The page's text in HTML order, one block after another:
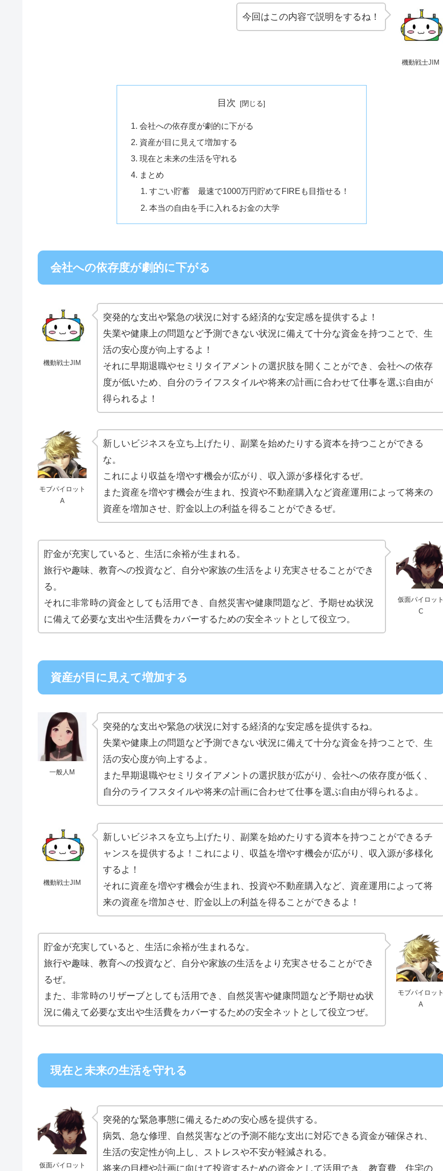
機動戦士JIM
今回はこの内容で説明をするね！
目次
会社への依存度が劇的に下がる
資産が目に見えて増加する
現在と未来の生活を守れる
まとめ
すごい貯蓄 最速で1000万円貯めてFIREも目指せる！
本当の自由を手に入れるお金の大学
会社への依存度が劇的に下がる
機動戦士JIM
突発的な支出や緊急の状況に対する経済的な安定感を提供するよ！
失業や健康上の問題など予測できない状況に備えて十分な資金を持つことで、生
活の安心度が向上するよ！
それに早期退職やセミリタイアメントの選択肢を開くことができ、会社への依存
度が低いため、自分のライフスタイルや将来の計画に合わせて仕事を選ぶ自由が
得られるよ！
モブパイロット
A
新しいビジネスを立ち上げたり、副業を始めたりする資本を持つことができる
な。
これにより収益を増やす機会が広がり、収入源が多様化するぜ。
また資産を増やす機会が生まれ、投資や不動産購入など資産運用によって将来の
資産を増加させ、貯金以上の利益を得ることができるぜ。
仮面パイロット
C
貯金が充実していると、生活に余裕が生まれる。
旅行や趣味、教育への投資など、自分や家族の生活をより充実させることができ
る。
それに非常時の資金としても活用でき、自然災害や健康問題など、予期せぬ状況
に備えて必要な支出や生活費をカバーするための安全ネットとして役立つ。
資産が目に見えて増加する
一般人M
突発的な支出や緊急の状況に対する経済的な安定感を提供するね。
失業や健康上の問題など予測できない状況に備えて十分な資金を持つことで、生
活の安心度が向上するよ。
また早期退職やセミリタイアメントの選択肢が広がり、会社への依存度が低く、
自分のライフスタイルや将来の計画に合わせて仕事を選ぶ自由が得られるよ。
機動戦士JIM
新しいビジネスを立ち上げたり、副業を始めたりする資本を持つことができるチ
ャンスを提供するよ！これにより、収益を増やす機会が広がり、収入源が多様化
するよ！
それに資産を増やす機会が生まれ、投資や不動産購入など、資産運用によって将
来の資産を増加させ、貯金以上の利益を得ることができるよ！
モブパイロット
A
貯金が充実していると、生活に余裕が生まれるな。
旅行や趣味、教育への投資など、自分や家族の生活をより充実させることができ
るぜ。
また、非常時のリザーブとしても活用でき、自然災害や健康問題など予期せぬ状
況に備えて必要な支出や生活費をカバーするための安全ネットとして役立つぜ。
現在と未来の生活を守れる
仮面パイロット
突発的な緊急事態に備えるための安心感を提供する。
病気、急な修理、自然災害などの予測不能な支出に対応できる資金が確保され、
生活の安定性が向上し、ストレスや不安が軽減される。
将来の目標や計画に向けて投資するための資金として活用でき、教育費、住宅の